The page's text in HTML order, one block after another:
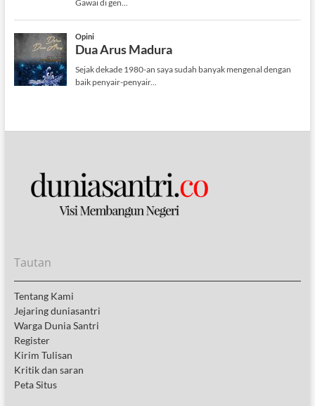
Tautan
Tentang Kami
Jejaring duniasantri
Warga Dunia Santri
Register
Kirim Tulisan
Kritik dan saran
Peta Situs